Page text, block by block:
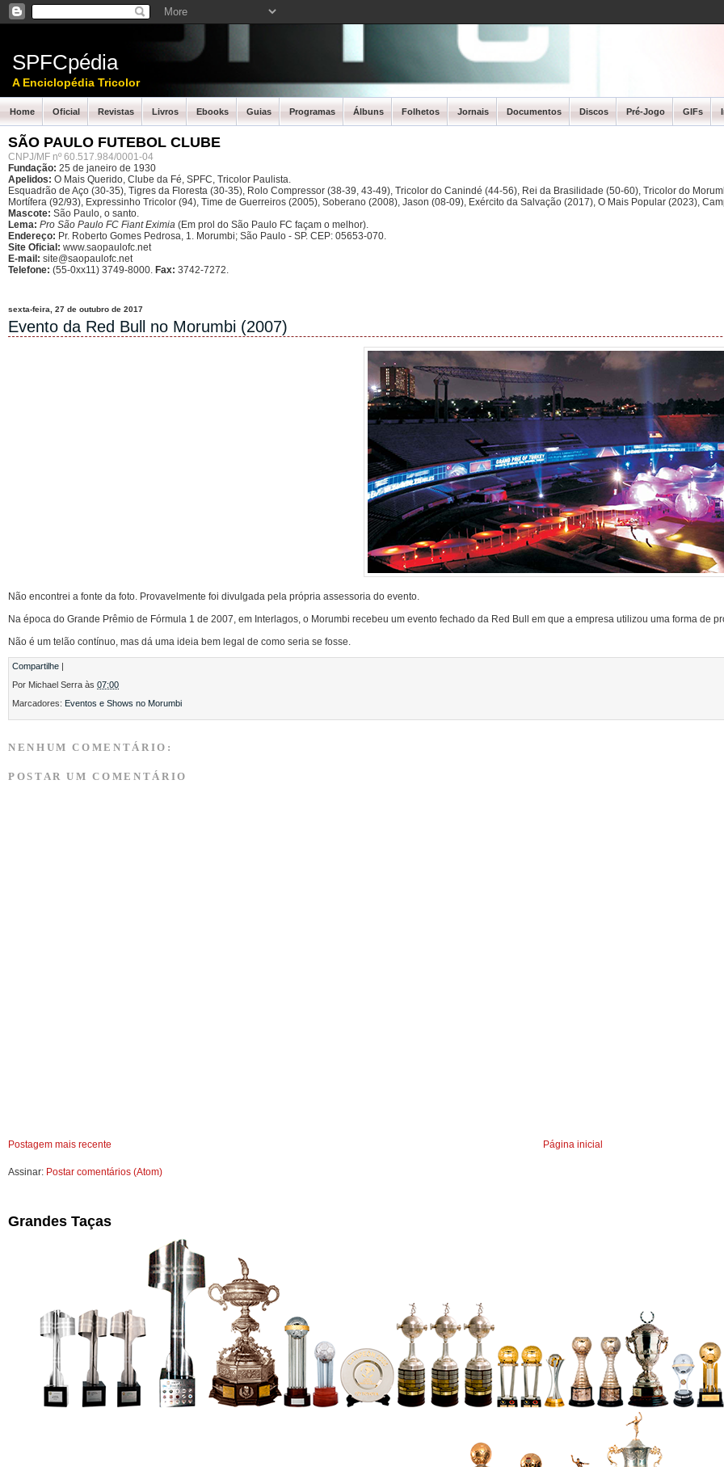
SPFCpédia
A Enciclopédia Tricolor
Home Oficial Revistas Livros Ebooks Guias Programas Álbuns Folhetos Jornais Documentos Discos Pré-Jogo GIFs
SÃO PAULO FUTEBOL CLUBE
CNPJ/MF nº 60.517.984/0001-04
Fundação: 25 de janeiro de 1930
Apelidos: O Mais Querido, Clube da Fé, SPFC, Tricolor Paulista.
Esquadrão de Aço (30-35), Tigres da Floresta (30-35), Rolo Compressor (38-39, 43-49), Tricolor do Canindé (44-56), Rei da Brasilidade (50-60), Tricolor do
Mortífera (92/93), Expressinho Tricolor (94), Time de Guerreiros (2005), Soberano (2008), Jason (08-09), Exército da Salvação (2017), O Mais Popular (2023),
Mascote: São Paulo, o santo.
Lema: Pro São Paulo FC Fiant Eximia (Em prol do São Paulo FC façam o melhor).
Endereço: Pr. Roberto Gomes Pedrosa, 1. Morumbi; São Paulo - SP. CEP: 05653-070.
Site Oficial: www.saopaulofc.net
E-mail: site@saopaulofc.net
Telefone: (55-0xx11) 3749-8000. Fax: 3742-7272.
sexta-feira, 27 de outubro de 2017
Evento da Red Bull no Morumbi (2007)
Não encontrei a fonte da foto. Provavelmente foi divulgada pela própria assessoria do evento.
Na época do Grande Prêmio de Fórmula 1 de 2007, em Interlagos, o Morumbi recebeu um evento fechado da Red Bull em que a empresa utilizou uma forma de
Não é um telão contínuo, mas dá uma ideia bem legal de como seria se fosse.
Compartilhe |
Por Michael Serra às 07:00
Marcadores: Eventos e Shows no Morumbi
NENHUM COMENTÁRIO:
POSTAR UM COMENTÁRIO
Postagem mais recente Página inicial
Assinar: Postar comentários (Atom)
Grandes Taças